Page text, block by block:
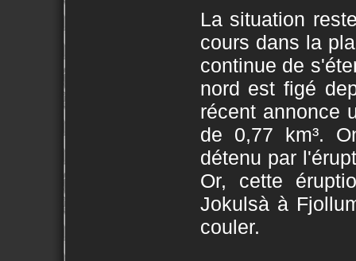
La situation
cours dans la
continue de
nord est figé
récent annonce
de 0,77 km³.
détenu par
Or, cette
Jokulsà à
couler.